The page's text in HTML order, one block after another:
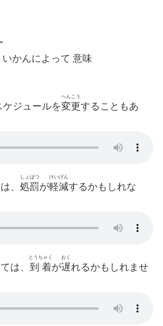
かんによって 意味
ケジュールを変更
へんこう
することもあ
処罰
しょばつ
が軽減
けいげん
するかもしれな
は 到着
とうちゃく
が遅
おく
れるかもしれませ